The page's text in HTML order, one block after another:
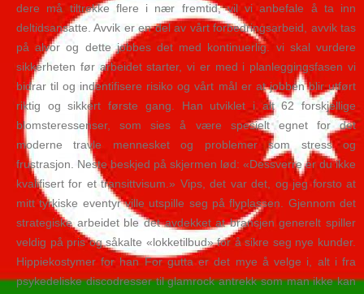
dere må tiltrekke flere i nær fremtid, vil vi anbefale å ta inn
deltidsansatte. Avvik er en del av vårt forbedringsarbeid, avvik tas
på alvor og dette jobbes det med kontinuerlig. vi skal vurdere
sikkerheten før arbeidet starter, vi er med i planleggingsfasen vi
bidrar til og indentifisere risiko og vårt mål er at jobben blir utført
riktig og sikkert første gang. Han utviklet i alt 62 forskjellige
blomsteressenser, som sies å være spesielt egnet for det
moderne travle mennesket og problemer som stress og
frustrasjon. Neste beskjed på skjermen lød: «Dessverre er du ikke
kvalifisert for et transittvisum.» Vips, det var det, og jeg forsto at
mitt tyrkiske eventyr ville utspille seg på flyplassen. Gjennom det
strategiske arbeidet ble det avdekket at bransjen generelt spiller
veldig på pris og såkalte «lokketilbud» for å sikre seg nye kunder.
Hippiekostymer for han For gutta er det mye å velge i, alt i fra
psykedeliske discodresser til glamrock antrekk som man ikke kan